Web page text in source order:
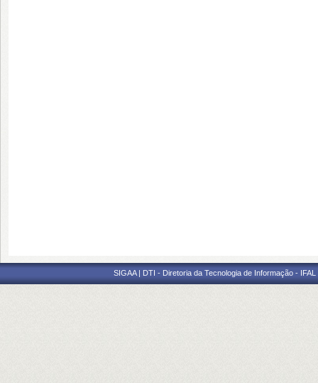
SIGAA | DTI - Diretoria da Tecnologia de Informação -